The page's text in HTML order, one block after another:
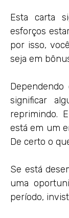
Esta carta
esforços
por isso,
seja em
significar
reprimindo.
está em um
De certo o
Se está
uma
período,